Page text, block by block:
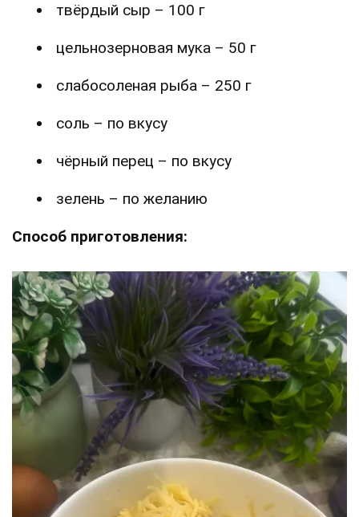
твёрдый сыр – 100 г
цельнозерновая мука – 50 г
слабосоленая рыба – 250 г
соль – по вкусу
чёрный перец – по вкусу
зелень – по желанию
Способ приготовления: